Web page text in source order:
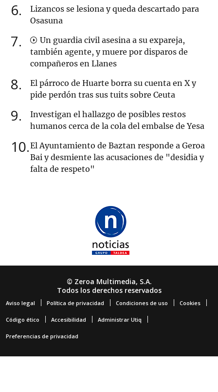
6
Lizancos se lesiona y queda descartado para
Osasuna
7
Un guardia civil asesina a su expareja,
también agente, y muere por disparos de
compañeros en Llanes
8
El párroco de Huarte borra su cuenta en X y
pide perdón tras sus tuits sobre Ceuta
9
Investigan el hallazgo de posibles restos
humanos cerca de la cola del embalse de Yesa
10 El Ayuntamiento de Baztan responde a Geroa
Bai y desmiente las acusaciones de "desidia y
falta de respeto"
© Zeroa Multimedia, S.A.
Todos los derechos reservados
Aviso legal Política de privacidad Condiciones de uso Cookies
Código ético Accesibilidad Administrar Utiq
Preferencias de privacidad